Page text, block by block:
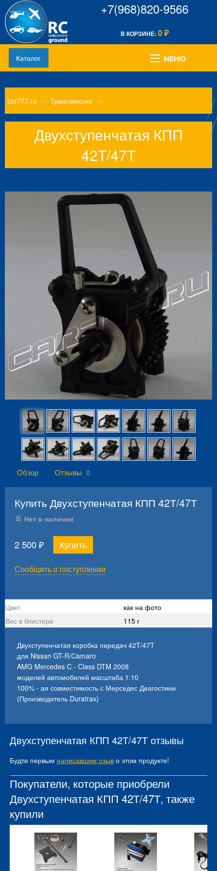
+7(968)820-9566
В КОРЗИНЕ:0₽
Каталог МЕНЮ
car777.ru → Трансмиссия →
Двухступенчатая КПП
42Т/47Т
Обзор Отзывы 0
Купить Двухступенчатая КПП 42Т/47Т
Нет в наличии
2 500 ₽
Сообщить о поступлении
Цвет
как на фото
Вес в блистере
115 г
Двухступенчатая коробка передач 42T/47T
для Nissan GT-R/Camaro
AMG Mercedes C - Class DTM 2008
моделей автомобилей масштаба 1:10
100% - ая совместимость с Мерседес Деагостини
(Производитель Duratrax)
Двухступенчатая КПП 42Т/47Т отзывы
Будте первым написавшим озыв о этом продукте!
Покупатели, которые приобрели
Двухступенчатая КПП 42Т/47Т, также
купили